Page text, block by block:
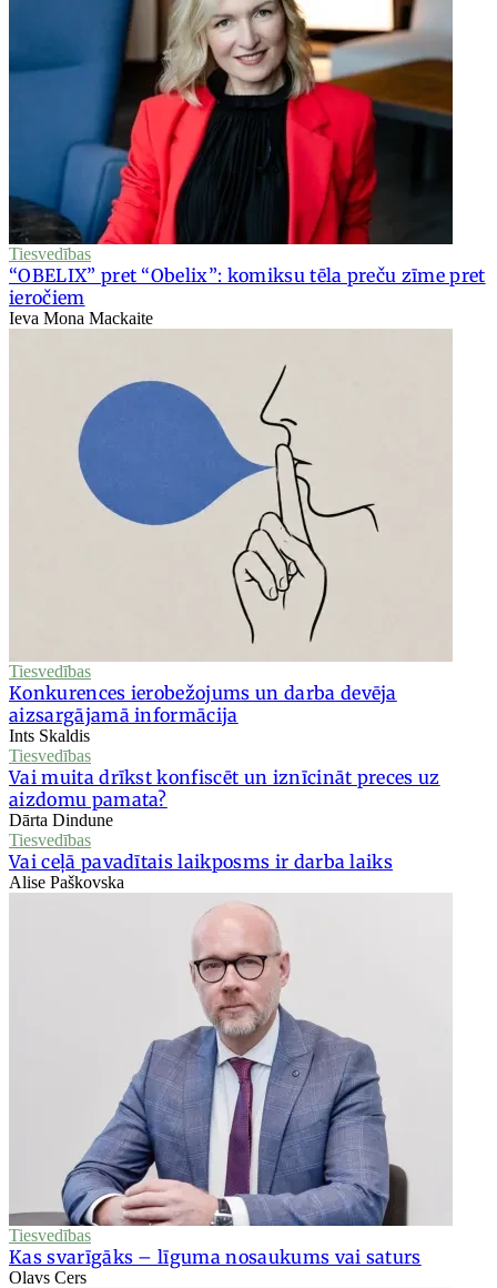
Tiesvedības
“OBELIX” pret “Obelix”: komiksu tēla preču zīme pret
ieročiem
Ieva Mona Mackaite
Tiesvedības
Konkurences ierobežojums un darba devēja
aizsargājamā informācija
Ints Skaldis
Tiesvedības
Vai muita drīkst konfiscēt un iznīcināt preces uz
aizdomu pamata?
Dārta Dindune
Tiesvedības
Vai ceļā pavadītais laikposms ir darba laiks
Alise Paškovska
Tiesvedības
Kas svarīgāks – līguma nosaukums vai saturs
Olavs Cers